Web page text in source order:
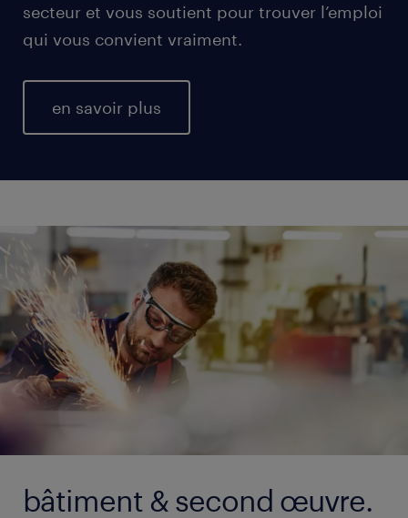
secteur et vous soutient pour trouver l’emploi
qui vous convient vraiment.
en savoir plus
bâtiment & second œuvre.